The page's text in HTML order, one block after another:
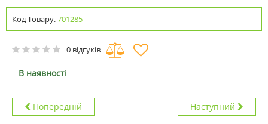
Код Товару:701285
0 відгуків
В наявності
Попередній Наступний